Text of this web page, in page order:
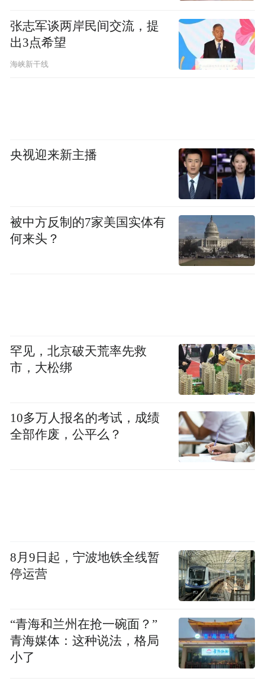
张志军谈两岸民间交流，提
出3点希望
海峡新干线
央视迎来新主播
被中方反制的7家美国实体有
何来头？
罕见，北京破天荒率先救
市，大松绑
10多万人报名的考试，成绩
全部作废，公平么？
8月9日起，宁波地铁全线暂
停运营
“青海和兰州在抢一碗面？”
青海媒体：这种说法，格局
小了